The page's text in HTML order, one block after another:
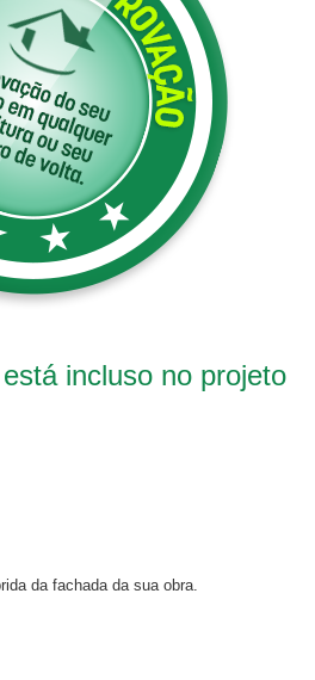
incluso no projeto
da fachada da sua obra.